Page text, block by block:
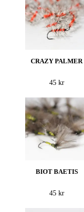
CRAZY PALMER
45 kr
BIOT BAETIS
45 kr